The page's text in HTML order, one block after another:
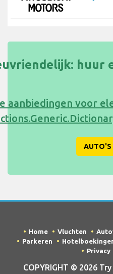
huur
aanbiedingen voor
AUTO'S
Home Vluchten
Parkeren
Privacy
COPYRIGHT © 2026